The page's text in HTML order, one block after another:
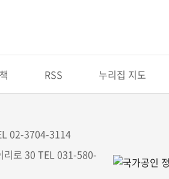
RSS 누리집 지도
02-3704-3114
리로 30 TEL 031-580-